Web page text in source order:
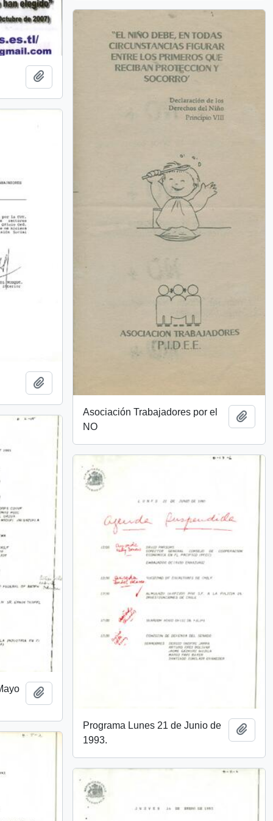
Añadir al portapapeles
Asociación Trabajadores por el
NO
Añadir al portapapeles
Añadir al portapapeles
Programa Lunes 21 de Junio de
1993.